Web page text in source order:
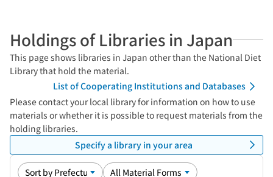
Holdings of Libraries in Japan
This page shows libraries in Japan other than the National Diet
Library that hold the material.
List of Cooperating Institutions and Databases
Please contact your local library for information on how to use
materials or whether it is possible to request materials from the
holding libraries.
Specify a library in your area